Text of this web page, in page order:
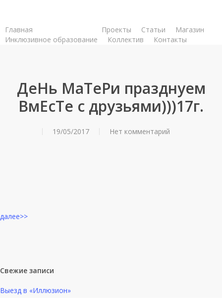
main
content
Главная Проекты Статьи
Магазин
Инклюзивное образование
Коллектив Контакты
ДеНь МаТеРи празднуем
ВмЕсТе с друзьями)))17г.
19/05/2017 Нет комментарий
далее>>
Свежие записи
Выезд в «Иллюзион»